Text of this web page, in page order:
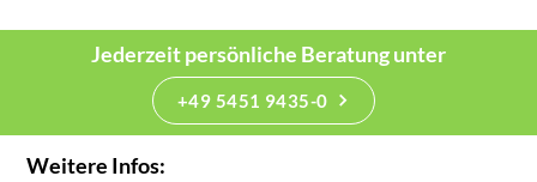
Jederzeit persönliche Beratung unter
+49 5451 9435-0
Weitere Infos: